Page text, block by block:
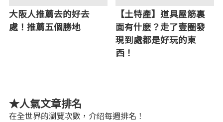
大阪人推薦去的好去
處！推薦五個勝地
【土特產】道具屋筋裏
面有什麽？走了壹圈發
現到處都是好玩的東
西！
★人氣文章排名
在全世界的瀏覽次數，介绍每週排名！